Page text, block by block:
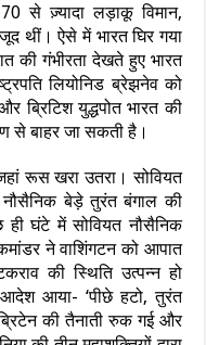
से ज़्यादा लड़ाकू विमान,
थीं। ऐसे में भारत घिर गया
की गंभीरता देखते हुए भारत
लियोनिड ब्रेझनेव को
ब्रिटिश युद्धपोत भारत की
से बाहर जा सकती है।
रूस खरा उतरा। सोवियत
बेड़े तुरंत बंगाल की
घंटे में सोवियत नौसैनिक
ने वाशिंगटन को आपात
की स्थिति उत्पन्न हो
आया- ‘पीछे हटो, तुरंत
की तैनाती रुक गई और